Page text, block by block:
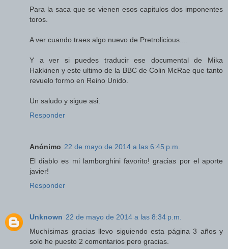
Para la saca que se vienen esos capitulos dos imponentes
toros.
A ver cuando traes algo nuevo de Pretrolicious....
Y a ver si puedes traducir ese documental de Mika
Hakkinen y este ultimo de la BBC de Colin McRae que tanto
revuelo formo en Reino Unido.
Un saludo y sigue asi.
Responder
Anónimo 22 de mayo de 2014 a las 6:45 p.m.
El diablo es mi lamborghini favorito! gracias por el aporte
javier!
Responder
Unknown 22 de mayo de 2014 a las 8:34 p.m.
Muchísimas gracias llevo siguiendo esta página 3 años y
solo he puesto 2 comentarios pero gracias.